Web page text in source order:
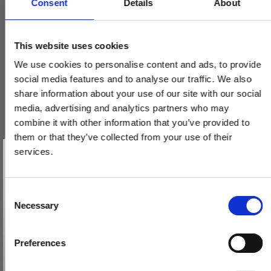
Consent Details About
This website uses cookies
We use cookies to personalise content and ads, to provide
social media features and to analyse our traffic. We also
share information about your use of our site with our social
media, advertising and analytics partners who may
combine it with other information that you’ve provided to
them or that they’ve collected from your use of their
services.
Necessary
Preferences
model cc30mm
2412060001
1.360,00 DKK
VIS PRODUKT
Vind et gavekort